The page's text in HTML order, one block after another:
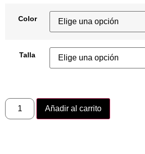
Color
Talla
Añadir al carrito